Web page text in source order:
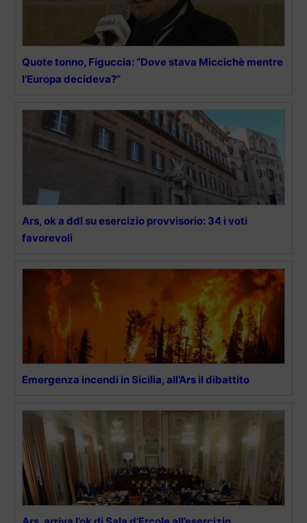
Quote tonno, Figuccia: “Dove stava Miccichè mentre
l’Europa decideva?”
Ars, ok a ddl su esercizio provvisorio: 34 i voti
favorevoli
Emergenza incendi in Sicilia, all’Ars il dibattito